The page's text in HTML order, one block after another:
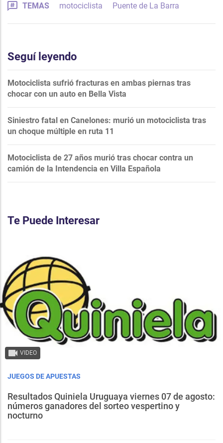
TEMAS motociclista Puente de La Barra
Seguí leyendo
Motociclista sufrió fracturas en ambas piernas tras
chocar con un auto en Bella Vista
Siniestro fatal en Canelones: murió un motociclista tras
un choque múltiple en ruta 11
Motociclista de 27 años murió tras chocar contra un
camión de la Intendencia en Villa Española
Te Puede Interesar
VIDEO
JUEGOS DE APUESTAS
Resultados Quiniela Uruguaya viernes 07 de agosto:
números ganadores del sorteo vespertino y
nocturno